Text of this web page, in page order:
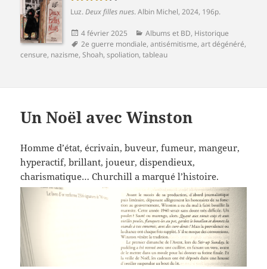
Luz.Deux filles nues.Albin Michel, 2024, 196p.
Publié
le
4 février 2025 Catégories
Albums et BD, Historique
Mots-
clés
2e guerre mondiale,antisémitisme,art dégénéré,
censure, nazisme,Shoah,spoliation,tableau
Un Noël avec Winston
Homme d’état, écrivain, buveur, fumeur, mangeur,
hyperactif, brillant, joueur, dispendieux,
charismatique… Churchill a marqué l’histoire.